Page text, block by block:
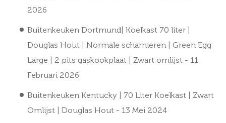
2026
Buitenkeuken Dortmund| Koelkast 70 liter |
Douglas Hout | Normale scharnieren | Green Egg
Large | 2 pits gaskookplaat | Zwart omlijst - 11
Februari 2026
Buitenkeuken Kentucky | 70 Liter Koelkast | Zwart
Omlijst | Douglas Hout - 13 Mei 2024